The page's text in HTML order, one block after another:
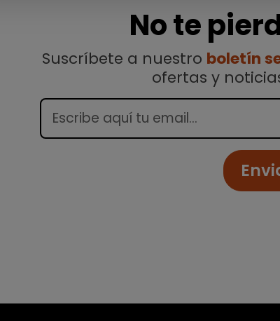
No te
Suscríbete a nuestro boletín
ofertas y